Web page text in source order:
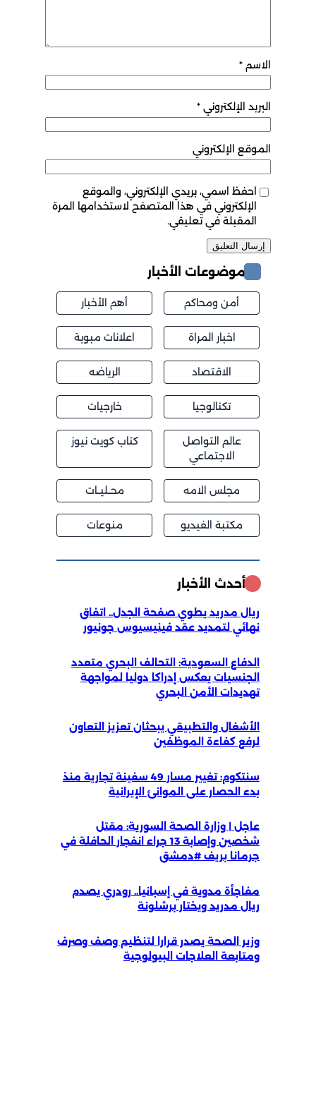
الاسم *
البريد الإلكتروني *
الموقع الإلكتروني
احفظ اسمي، بريدي الإلكتروني، والموقع
الإلكتروني في هذا المتصفح لاستخدامها المرة
المقبلة في تعليقي.
موضوعات الأخبار
أمن ومحاكم أهم الأخبار
اخبار المراة اعلانات مبوبة
الاقتصاد الرياضه
تكنالوجيا خارجيات
عالم التواصل
الاجتماعي
كتاب كويت نيوز
مجلس الامه محــليــات
مكتبة الفيديو منوعات
أحدث الأخبار
ريال مدريد يطوي صفحة الجدل.. اتفاق
نهائي لتمديد عقد فينيسيوس جونيور
الدفاع السعودية: التحالف البحري متعدد
الجنسيات يعكس إدراكا دوليا لمواجهة
تهديدات الأمن البحري
الأشغال والتطبيقي يبحثان تعزيز التعاون
لرفع كفاءة الموظفين
سنتكوم: تغيير مسار 49 سفينة تجارية منذ
بدء الحصار على الموانئ الإيرانية
عاجل | وزارة الصحة السورية: مقتل
شخصين وإصابة 13 جراء انفجار الحافلة في
جرمانا بريف #دمشق
مفاجأة مدوية في إسبانيا.. رودري يصدم
ريال مدريد ويختار برشلونة
وزير الصحة يصدر قرارا لتنظيم وصف وصرف
ومتابعة العلاجات البيولوجية